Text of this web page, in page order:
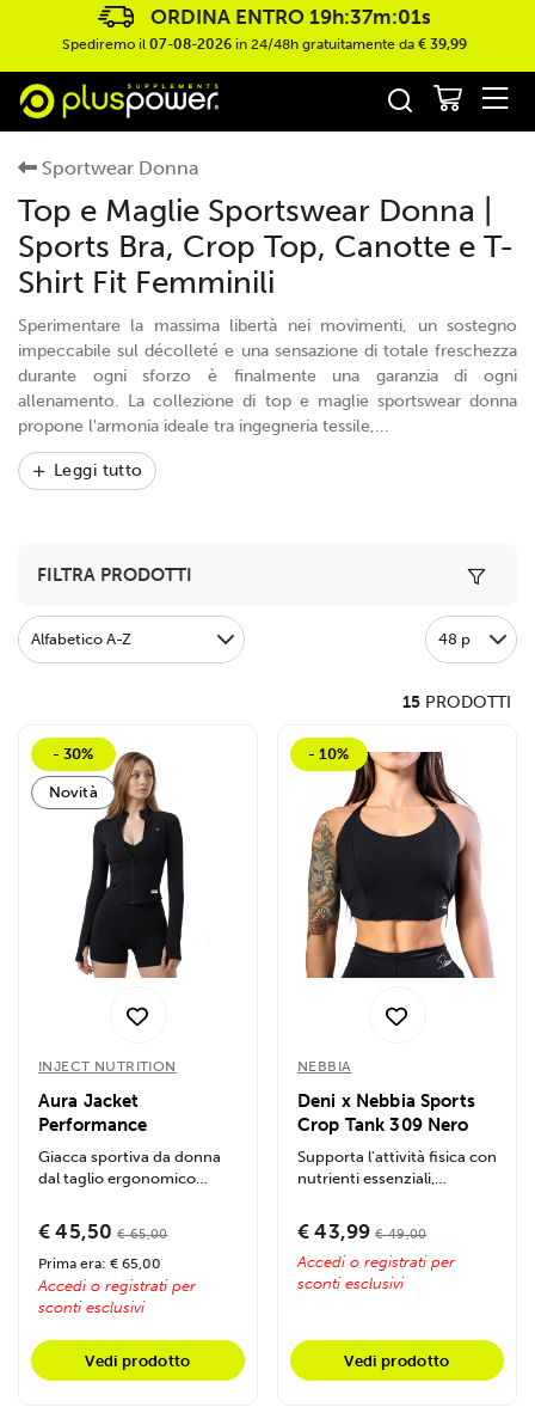
ORDINA ENTRO 19h:37m:01s
Spediremo il 07-08-2026 in 24/48h gratuitamente da € 39,99
Sportwear Donna
Top e Maglie Sportswear Donna |
Sports Bra, Crop Top, Canotte e T-
Shirt Fit Femminili
Sperimentare la massima libertà nei movimenti, un sostegno
impeccabile sul décolleté e una sensazione di totale freschezza
durante ogni sforzo è finalmente una garanzia di ogni
allenamento. La collezione di top e maglie sportswear donna
propone l'armonia ideale tra ingegneria tessile,...
Leggi tutto
Toggle
FILTRA PRODOTTI
Alfabetico A-Z 48 p
15 PRODOTTI
- 30%
Novità
INJECT NUTRITION
Aura Jacket
Performance
Giacca sportiva da donna
dal taglio ergonomico
colorazione Obsidian...
€ 45,50 € 65,00
Prima era: € 65,00
Accedi o registrati per
sconti esclusivi
Vedi prodotto
- 10%
NEBBIA
Deni x Nebbia Sports
Crop Tank 309 Nero
Supporta l'attività fisica con
nutrienti essenziali,
€ 43,99 € 49,00
Accedi o registrati per
sconti esclusivi
Vedi prodotto